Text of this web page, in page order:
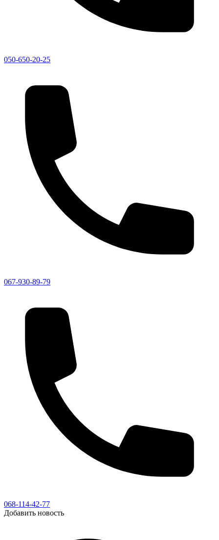
050-650-20-25
067-930-89-79
068-114-42-77
Добавить новость